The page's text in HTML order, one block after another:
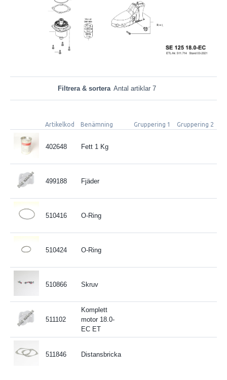
Filtrera & sortera Antal artiklar 7
Artikelkod Benämning Gruppering 1 Gruppering 2
402648 Fett 1 Kg
499188 Fjäder
510416 O-Ring
510424 O-Ring
510866 Skruv
511102
Komplett
motor 18.0-
EC ET
511846 Distansbricka